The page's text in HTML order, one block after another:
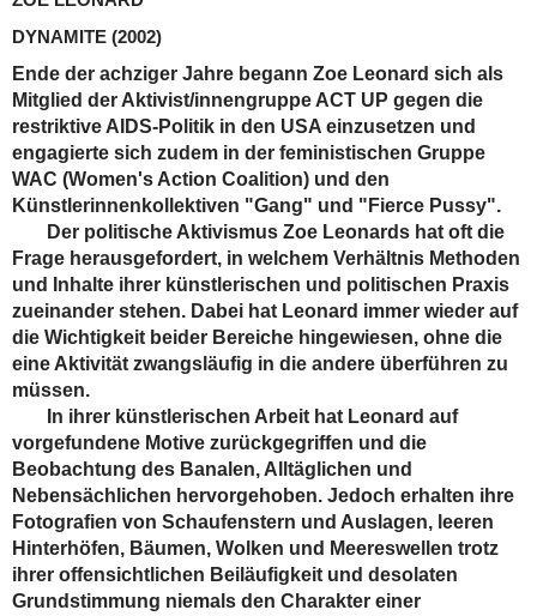
DYNAMITE (2002)
Ende der achziger Jahre begann Zoe Leonard sich als
Mitglied der Aktivist/innengruppe ACT UP gegen die
restriktive AIDS-Politik in den USA einzusetzen und
engagierte sich zudem in der feministischen Gruppe
WAC (Women's Action Coalition) und den
Künstlerinnenkollektiven "Gang" und "Fierce Pussy".
Der politische Aktivismus Zoe Leonards hat oft die
Frage herausgefordert, in welchem Verhältnis Methoden
und Inhalte ihrer künstlerischen und politischen Praxis
zueinander stehen. Dabei hat Leonard immer wieder auf
die Wichtigkeit beider Bereiche hingewiesen, ohne die
eine Aktivität zwangsläufig in die andere überführen zu
müssen.
In ihrer künstlerischen Arbeit hat Leonard auf
vorgefundene Motive zurückgegriffen und die
Beobachtung des Banalen, Alltäglichen und
Nebensächlichen hervorgehoben. Jedoch erhalten ihre
Fotografien von Schaufenstern und Auslagen, leeren
Hinterhöfen, Bäumen, Wolken und Meereswellen trotz
ihrer offensichtlichen Beiläufigkeit und desolaten
Grundstimmung niemals den Charakter einer